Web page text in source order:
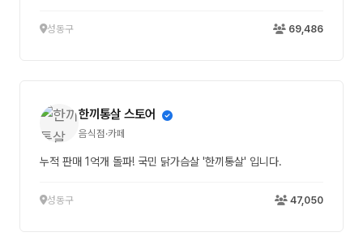
성동구 69,486
한끼통살 스토어
음식점·카페
누적 판매 1억개 돌파! 국민 닭가슴살 '한끼통살' 입니다.
성동구 47,050